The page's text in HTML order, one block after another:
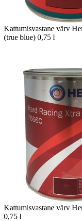
Kattumisvastane värv
(true blue) 0,75 l
Kattumisvastane värv
0,75 l